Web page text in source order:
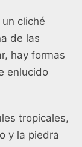
cliché
de las
hay formas
enlucido
tropicales,
y la piedra